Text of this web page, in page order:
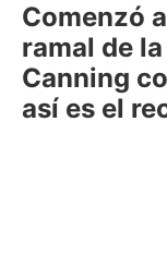
Comenzó
ramal de
Canning
así es el